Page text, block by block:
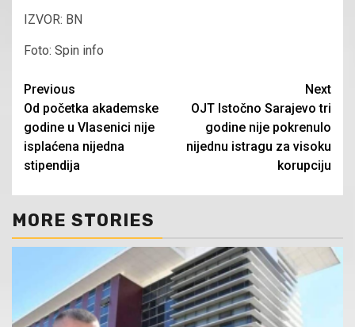
IZVOR: BN
Foto: Spin info
Continue
Reading
Previous
Od početka akademske
godine u Vlasenici nije
isplaćena nijedna
stipendija
Next
OJT Istočno Sarajevo tri
godine nije pokrenulo
nijednu istragu za visoku
korupciju
MORE STORIES